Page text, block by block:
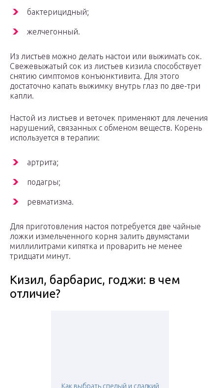
бактерицидный;
желчегонный.
Из листьев можно делать настои или выжимать сок.
Свежевыжатый сок из листьев кизила способствует
снятию симптомов конъюнктивита. Для этого
достаточно капать выжимку внутрь глаз по две-три
капли.
Настой из листьев и веточек применяют для лечения
нарушений, связанных с обменом веществ. Корень
используется в терапии:
артрита;
подагры;
ревматизма.
Для приготовления настоя потребуется две чайные
ложки измельченного корня залить двумястами
миллилитрами кипятка и проварить не менее
тридцати минут.
Кизил, барбарис, годжи: в чем
отличие?
Как выбрать спелый и сладкий